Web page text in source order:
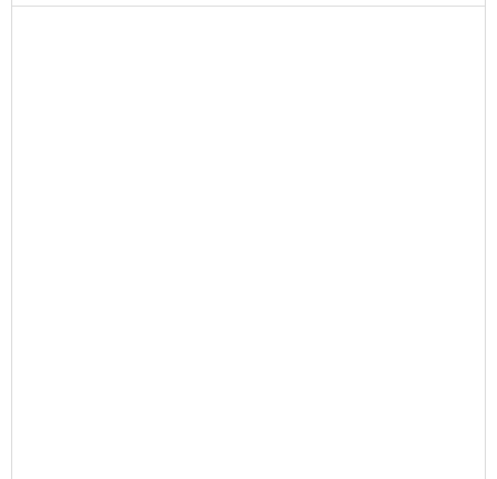
Susanto